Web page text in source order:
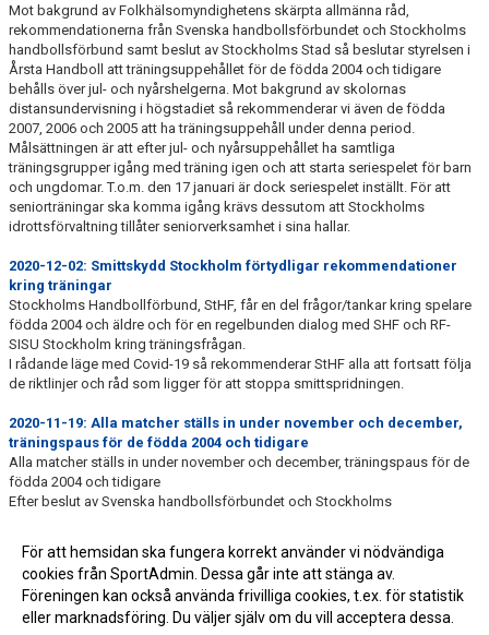
Mot bakgrund av Folkhälsomyndighetens skärpta allmänna råd,
rekommendationerna från Svenska handbollsförbundet och Stockholms
handbollsförbund samt beslut av Stockholms Stad så beslutar styrelsen i
Årsta Handboll att träningsuppehållet för de födda 2004 och tidigare
behålls över jul- och nyårshelgerna. Mot bakgrund av skolornas
distansundervisning i högstadiet så rekommenderar vi även de födda
2007, 2006 och 2005 att ha träningsuppehåll under denna period.
Målsättningen är att efter jul- och nyårsuppehållet ha samtliga
träningsgrupper igång med träning igen och att starta seriespelet för barn
och ungdomar. T.o.m. den 17 januari är dock seriespelet inställt. För att
seniorträningar ska komma igång krävs dessutom att Stockholms
idrottsförvaltning tillåter seniorverksamhet i sina hallar.
2020-12-02: Smittskydd Stockholm förtydligar rekommendationer
kring träningar
Stockholms Handbollförbund, StHF, får en del frågor/tankar kring spelare
födda 2004 och äldre och för en regelbunden dialog med SHF och RF-
SISU Stockholm kring träningsfrågan.
I rådande läge med Covid-19 så rekommenderar StHF alla att fortsatt följa
de riktlinjer och råd som ligger för att stoppa smittspridningen.
2020-11-19: Alla matcher ställs in under november och december,
träningspaus för de födda 2004 och tidigare
Alla matcher ställs in under november och december, träningspaus för de
födda 2004 och tidigare
Efter beslut av Svenska handbollsförbundet och Stockholms
och yngre ställs matcherna in helt och hållet, för juniorer (U19), Para
Gående och seniorer kommer matcherna att flyttas fram och
förhoppningsvis kunna spelas under våren.
För att hemsidan ska fungera korrekt använder vi nödvändiga
cookies från SportAdmin. Dessa går inte att stänga av.
Föreningen kan också använda frivilliga cookies, t.ex. för statistik
eller marknadsföring. Du väljer själv om du vill acceptera dessa.